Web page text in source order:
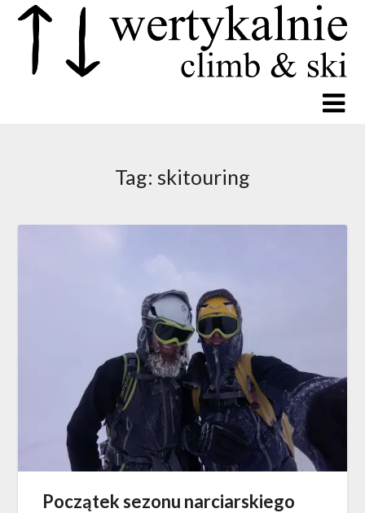
Tag: skitouring
Początek sezonu narciarskiego